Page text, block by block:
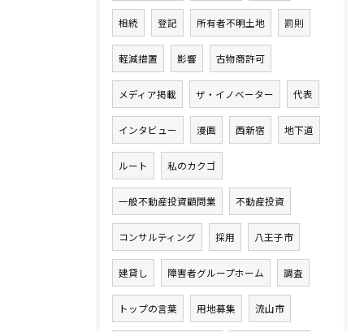
相続 登記 所有者不明土地 罰則
軽減措置 影響 古物商許可
メディア掲載 ザ・イノベーター 代表
インタビュー 漫画 西新宿 地下道
ルート 私のカクゴ
一般不動産投資顧問業 不動産投資
コンサルティング 採用 八王子市
建貸し 障害者グループホーム 調査
トップの言葉 用地募集 流山市